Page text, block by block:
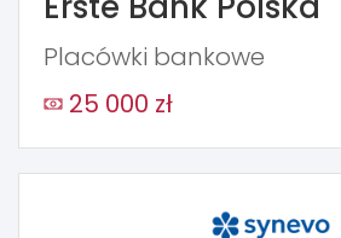
Placówki bankowe
25 000 zł